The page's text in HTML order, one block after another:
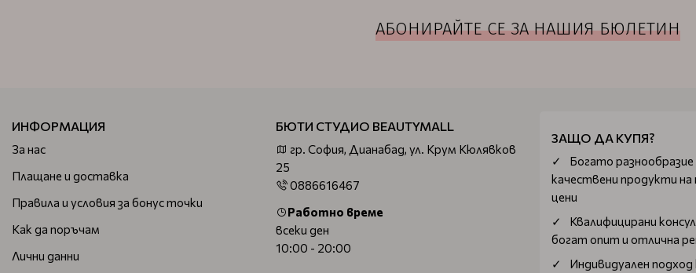
АБОНИРАЙТЕ СЕ ЗА НАШИЯ БЮЛЕТИН
ИНФОРМАЦИЯ
За нас
Плащане и доставка
Правила и условия за бонус точки
Как да поръчам
Лични данни
БЮТИ СТУДИО BEAUTYMALL
гр. София, Дианабад, ул. Крум Кюлявков
25
0886616467
Работно време
всеки ден
10:00 - 20:00
ЗАЩО ДА КУПЯ?
Богатo
качествени продукти на
цени
Квалифицирани
богат опит и отлична
Индивидуален подход